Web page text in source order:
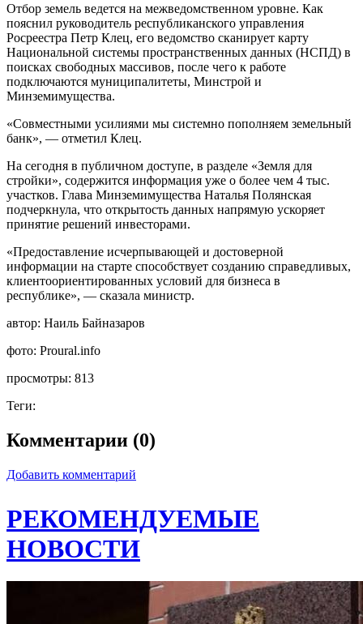
Отбор земель ведется на межведомственном уровне. Как
пояснил руководитель республиканского управления
Росреестра Петр Клец, его ведомство сканирует карту
Национальной системы пространственных данных (НСПД) в
поисках свободных массивов, после чего к работе
подключаются муниципалитеты, Минстрой и
Минземимущества.
«Совместными усилиями мы системно пополняем земельный
банк», — отметил Клец.
На сегодня в публичном доступе, в разделе «Земля для
стройки», содержится информация уже о более чем 4 тыс.
участков. Глава Минземимущества Наталья Полянская
подчеркнула, что открытость данных напрямую ускоряет
принятие решений инвесторами.
«Предоставление исчерпывающей и достоверной
информации на старте способствует созданию справедливых,
клиентоориентированных условий для бизнеса в
республике», — сказала министр.
автор: Наиль Байназаров
фото: Proural.info
просмотры: 813
Теги:
Комментарии (0)
Добавить комментарий
РЕКОМЕНДУЕМЫЕ
НОВОСТИ